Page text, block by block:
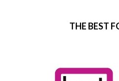
THE BEST